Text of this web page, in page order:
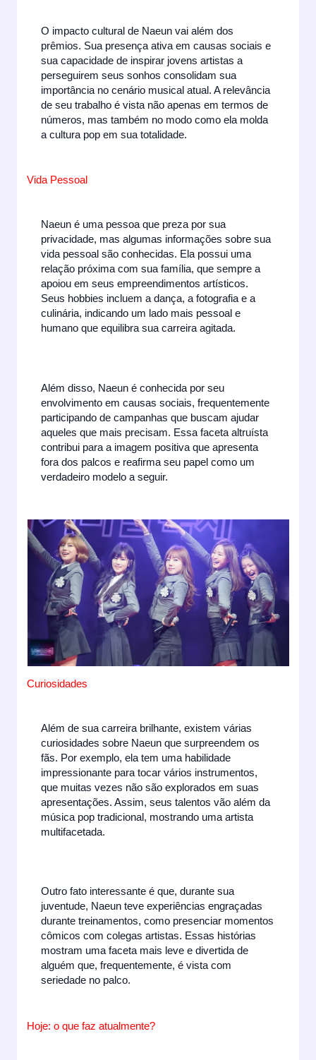
O impacto cultural de Naeun vai além dos
prêmios. Sua presença ativa em causas sociais e
sua capacidade de inspirar jovens artistas a
perseguirem seus sonhos consolidam sua
importância no cenário musical atual. A relevância
de seu trabalho é vista não apenas em termos de
números, mas também no modo como ela molda
a cultura pop em sua totalidade.
Vida Pessoal
Naeun é uma pessoa que preza por sua
privacidade, mas algumas informações sobre sua
vida pessoal são conhecidas. Ela possui uma
relação próxima com sua família, que sempre a
apoiou em seus empreendimentos artísticos.
Seus hobbies incluem a dança, a fotografia e a
culinária, indicando um lado mais pessoal e
humano que equilibra sua carreira agitada.
Além disso, Naeun é conhecida por seu
envolvimento em causas sociais, frequentemente
participando de campanhas que buscam ajudar
aqueles que mais precisam. Essa faceta altruísta
contribui para a imagem positiva que apresenta
fora dos palcos e reafirma seu papel como um
verdadeiro modelo a seguir.
Curiosidades
Além de sua carreira brilhante, existem várias
curiosidades sobre Naeun que surpreendem os
fãs. Por exemplo, ela tem uma habilidade
impressionante para tocar vários instrumentos,
que muitas vezes não são explorados em suas
apresentações. Assim, seus talentos vão além da
música pop tradicional, mostrando uma artista
multifacetada.
Outro fato interessante é que, durante sua
juventude, Naeun teve experiências engraçadas
durante treinamentos, como presenciar momentos
cômicos com colegas artistas. Essas histórias
mostram uma faceta mais leve e divertida de
alguém que, frequentemente, é vista com
seriedade no palco.
Hoje: o que faz atualmente?